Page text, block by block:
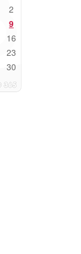
2
9
16
23
30